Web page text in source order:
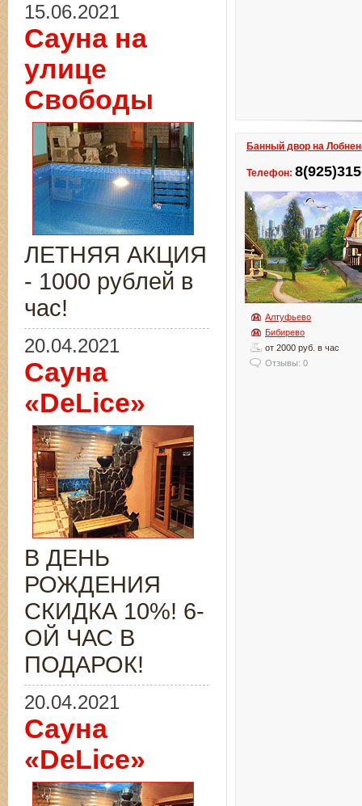
Банный двор на
Телефон:
Алтуфьево
Бибирево
от 2000 руб. в час
Отзывы: 0
15.06.2021
Сауна на
улице
Свободы
ЛЕТНЯЯ АКЦИЯ
- 1000 рублей в
час!
20.04.2021
Сауна
«DeLice»
В ДЕНЬ
РОЖДЕНИЯ
СКИДКА 10%! 6-
ОЙ ЧАС В
ПОДАРОК!
20.04.2021
Сауна
«DeLice»